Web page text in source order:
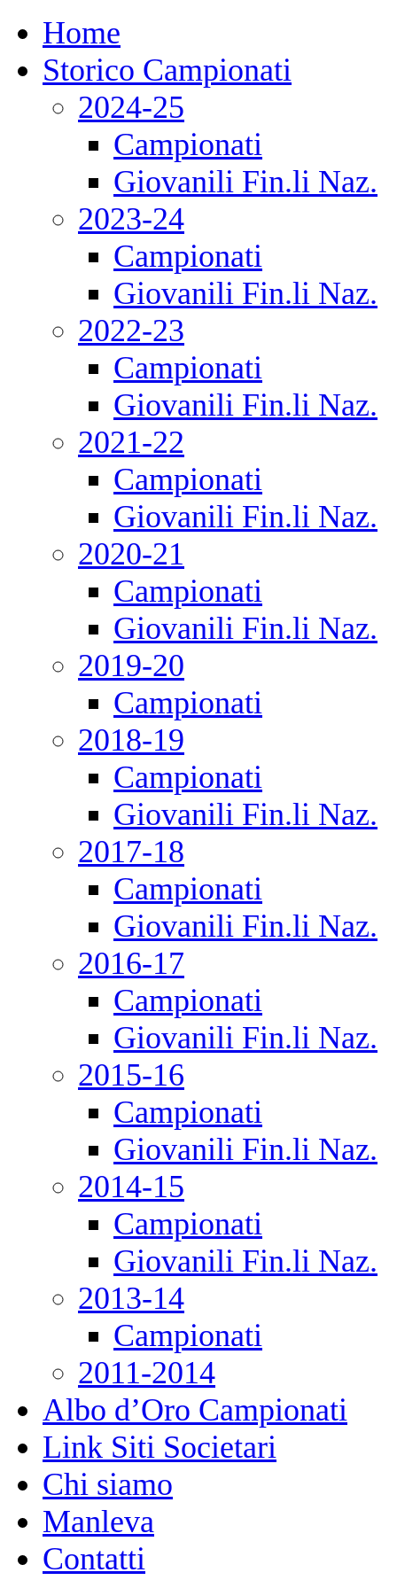
Home
Storico Campionati
2024-25
Campionati
Giovanili Fin.li Naz.
2023-24
Campionati
Giovanili Fin.li Naz.
2022-23
Campionati
Giovanili Fin.li Naz.
2021-22
Campionati
Giovanili Fin.li Naz.
2020-21
Campionati
Giovanili Fin.li Naz.
2019-20
Campionati
2018-19
Campionati
Giovanili Fin.li Naz.
2017-18
Campionati
Giovanili Fin.li Naz.
2016-17
Campionati
Giovanili Fin.li Naz.
2015-16
Campionati
Giovanili Fin.li Naz.
2014-15
Campionati
Giovanili Fin.li Naz.
2013-14
Campionati
2011-2014
Albo d’Oro Campionati
Link Siti Societari
Chi siamo
Manleva
Contatti